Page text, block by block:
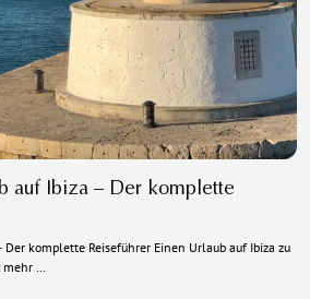
auf Ibiza – Der komplette
komplette Reiseführer Einen Urlaub auf Ibiza zu
mehr …